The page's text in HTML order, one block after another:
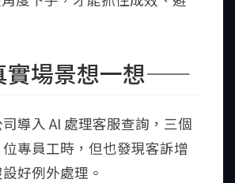
實場景想一想——
導入 AI 處理客服查詢，三個
專員工時，但也發現客訴增
好例外處理。